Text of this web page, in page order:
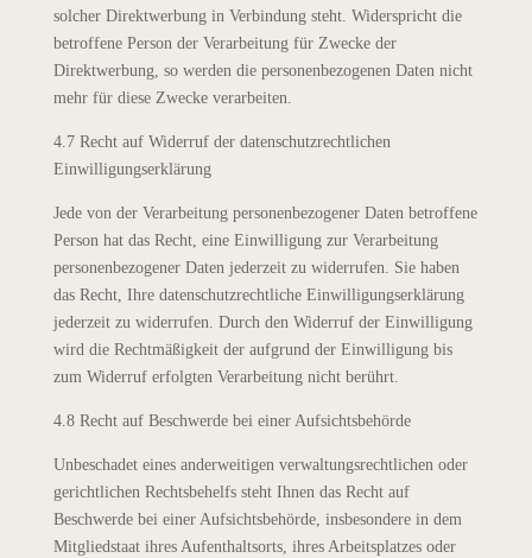
solcher Direktwerbung in Verbindung steht. Widerspricht die
betroffene Person der Verarbeitung für Zwecke der
Direktwerbung, so werden die personenbezogenen Daten nicht
mehr für diese Zwecke verarbeiten.
4.7 Recht auf Widerruf der datenschutzrechtlichen
Einwilligungserklärung
Jede von der Verarbeitung personenbezogener Daten betroffene
Person hat das Recht, eine Einwilligung zur Verarbeitung
personenbezogener Daten jederzeit zu widerrufen. Sie haben
das Recht, Ihre datenschutzrechtliche Einwilligungserklärung
jederzeit zu widerrufen. Durch den Widerruf der Einwilligung
wird die Rechtmäßigkeit der aufgrund der Einwilligung bis
zum Widerruf erfolgten Verarbeitung nicht berührt.
4.8 Recht auf Beschwerde bei einer Aufsichtsbehörde
Unbeschadet eines anderweitigen verwaltungsrechtlichen oder
gerichtlichen Rechtsbehelfs steht Ihnen das Recht auf
Beschwerde bei einer Aufsichtsbehörde, insbesondere in dem
Mitgliedstaat ihres Aufenthaltsorts, ihres Arbeitsplatzes oder